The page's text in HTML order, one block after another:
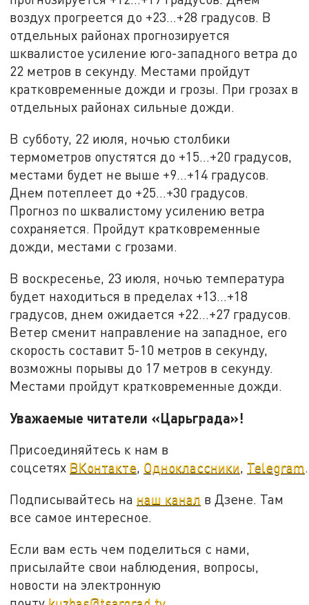
воздух прогреется до +23…+28 градусов. В
отдельных районах прогнозируется
шквалистое усиление юго-западного ветра до
22 метров в секунду. Местами пройдут
кратковременные дожди и грозы. При грозах в
отдельных районах сильные дожди.
В субботу, 22 июля, ночью столбики
термометров опустятся до +15…+20 градусов,
местами будет не выше +9…+14 градусов.
Днем потеплеет до +25…+30 градусов.
Прогноз по шквалистому усилению ветра
сохраняется. Пройдут кратковременные
дожди, местами с грозами.
В воскресенье, 23 июля, ночью температура
будет находиться в пределах +13…+18
градусов, днем ожидается +22…+27 градусов.
Ветер сменит направление на западное, его
скорость составит 5-10 метров в секунду,
возможны порывы до 17 метров в секунду.
Местами пройдут кратковременные дожди.
Уважаемые читатели «Царьграда»!
Присоединяйтесь к нам в
соцсетях ВКонтакте, Одноклассники, Telegram.
Подписывайтесь на наш канал в Дзене. Там
все самое интересное.
Если вам есть чем поделиться с нами,
присылайте свои наблюдения, вопросы,
новости на электронную